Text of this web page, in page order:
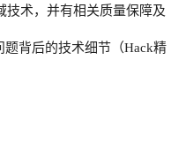
技术，并有相关质量保障及
背后的技术细节（Hack精